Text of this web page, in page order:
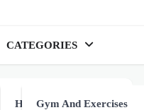
CATEGORIES
Health Equipment
Gym And Exercises